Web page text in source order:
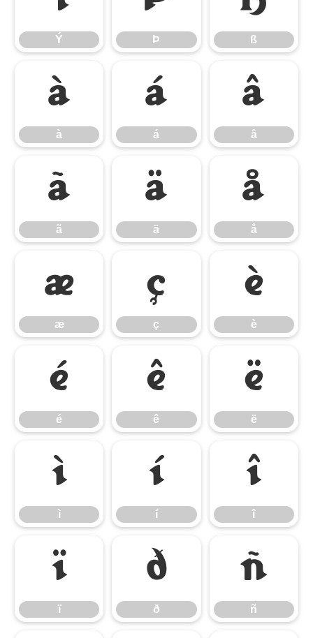
Ý Þ ß
à
à
á
á
â
â
ã
ã
ä
ä
å
å
æ
æ
ç
ç
è
è
é
é
ê
ê
ë
ë
ì
ì
í
í
î
î
ï
ï
ð
ð
ñ
ñ